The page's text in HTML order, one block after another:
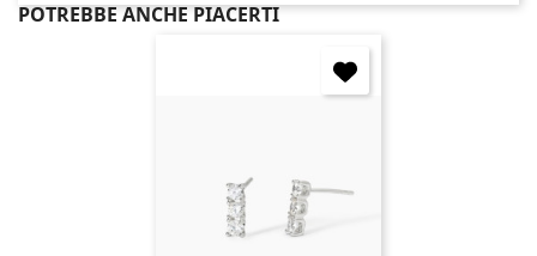
POTREBBE ANCHE PIACERTI